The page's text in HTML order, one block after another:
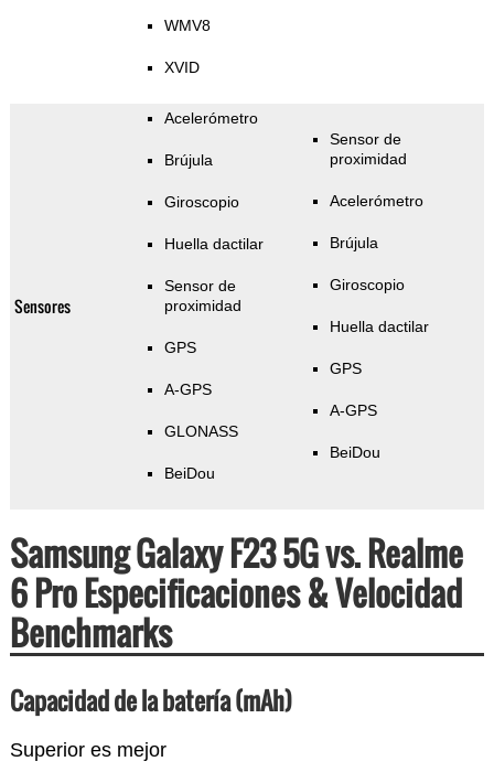
WMV8
XVID
Sensores
Acelerómetro
Brújula
Giroscopio
Huella dactilar
Sensor de
proximidad
GPS
A-GPS
GLONASS
BeiDou
Sensor de
proximidad
Acelerómetro
Brújula
Giroscopio
Huella dactilar
GPS
A-GPS
BeiDou
Samsung Galaxy F23 5G vs. Realme
6 Pro Especificaciones & Velocidad
Benchmarks
Capacidad de la batería (mAh)
Superior es mejor